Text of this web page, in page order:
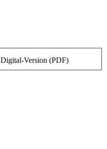
Digital-Version (PDF)